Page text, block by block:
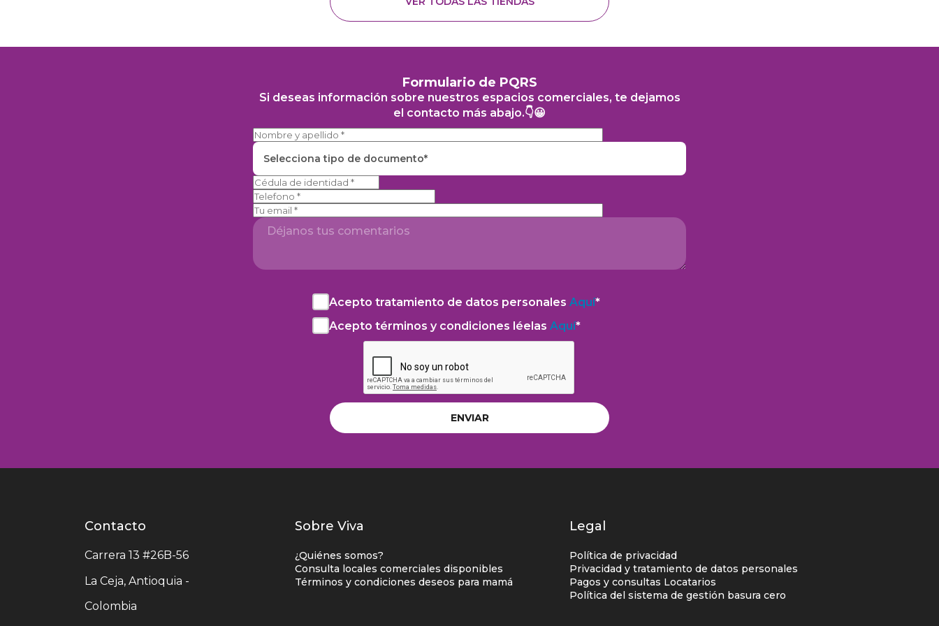
Formulario de PQRS
Si deseas información sobre nuestros espacios comerciales, te dejamos
el contacto más abajo.👇😀
Selecciona tipo de documento*
Telefono
Acepto tratamiento de datos personales Aquí*
Acepto
el
aviso
privacidad
autorización
para
tratamiento
personales
Acepto términos y condiciones léelas Aquí*
Acepto
privacidad
Aquí*
Contacto
centro
Contacto
Carrera 13 #26B-56
La Ceja, Antioquia -
Colombia
Listados
enlaces
centro
comercial
Sobre Viva
¿Quiénes somos?
Consulta locales comerciales disponibles
Términos y condiciones deseos para mamá
Legal
Política de privacidad
Privacidad y tratamiento de datos personales
Pagos y consultas Locatarios
Política del sistema de gestión basura cero